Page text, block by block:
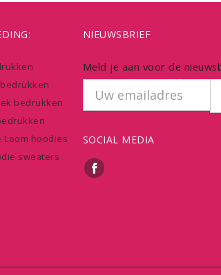
bedrukken
Loom hoodies
sweaters
NIEUWSBRIEF
Meld je aan voor de
SOCIAL MEDIA